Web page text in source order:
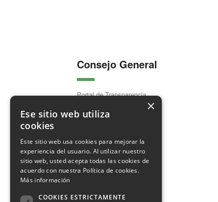
Consejo General
Portal de Transparencia
Organización Colegial
Comunicación
×
Ese sitio web utiliza
cookies
Este sitio web usa cookies para mejorar la
experiencia del usuario. Al utilizar nuestro
sitio web, usted acepta todas las cookies de
acuerdo con nuestra Política de cookies.
Más información
COOKIES ESTRICTAMENTE